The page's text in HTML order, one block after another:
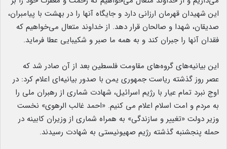
این شهیدان قهرمان ارزانی دارد و جایگاه آنها را در بهشت با پیامبران،
صدیقان، شهدا و صالحان قرار دهد. از خداوند متعال می‌خواهیم که
فقدان آنها را جبران کند و به همه ما صبر و شکیبایی عطا فرماید.
این بیانیه‌های گروه‌های مقاومت فلسطین بعد از آن صادر شد که
عصر روز گذشته ریاست جمهوری یمن با صدور بیانیه‌ای اعلام کرد: در
اوج نبرد تمام عیار با رژیم اسرائیل، شهادت شماری از رهبران ملی را
به مردم و امت اسلام اعلام می کنیم. «احمد غالب الرهوی» نخست
وزیر دولت «تغییر و سازندگی» به همراه شماری از وزیران کابینه در
حمله پنجشنبه گذشته رژیم صهیونیستی به شهادت رسیدند.